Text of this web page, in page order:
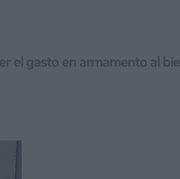
el gasto en armamento al